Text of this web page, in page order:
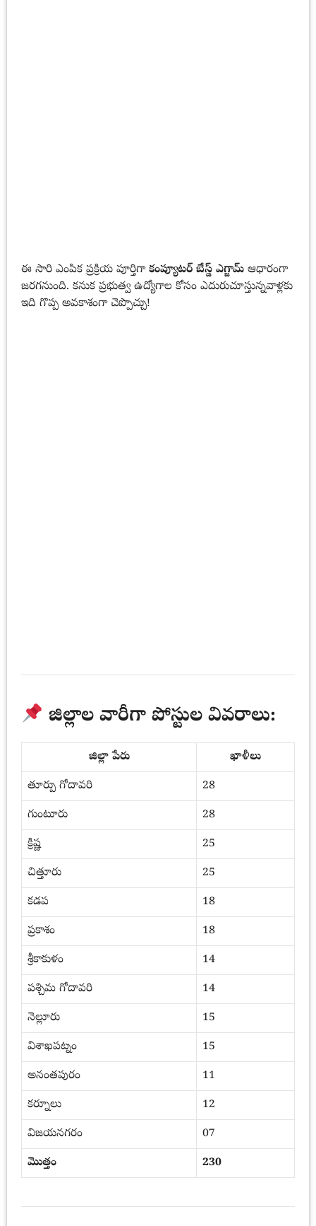
ఈ సారి ఎంపిక ప్రక్రియ పూర్తిగాకంప్యూటర్ బేస్డ్ ఎగ్జామ్ ఆధారంగా
జరగనుంది. కనుక ప్రభుత్వ ఉద్యోగాల కోసం ఎదురుచూస్తున్నవాళ్లకు
ఇది గొప్ప అవకాశంగా చెప్పొచ్చు!
జిల్లాల వారీగా పోస్టుల వివరాలు:
జిల్లా పేరు
ఖాళీలు
తూర్పు గోదావరి
28
గుంటూరు
28
క్రిష్ణ
25
చిత్తూరు
25
కడప
18
ప్రకాశం
18
శ్రీకాకుళం
14
పశ్చిమ గోదావరి
14
నెల్లూరు
15
విశాఖపట్నం
15
అనంతపురం
11
కర్నూలు
12
విజయనగరం
07
మొత్తం
230